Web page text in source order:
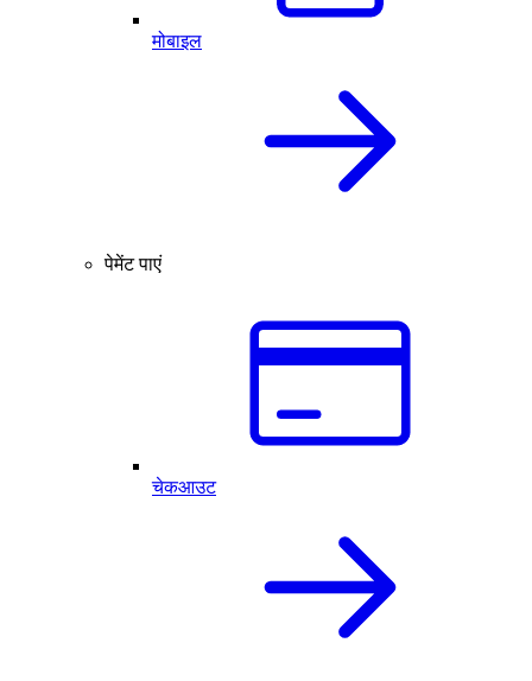
मोबाइल
पेमेंट पाएं
चेकआउट